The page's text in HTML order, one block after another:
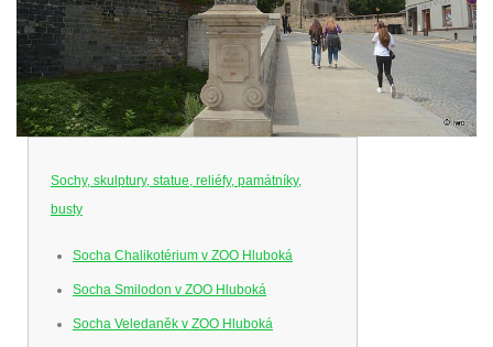
Sochy, skulptury, statue, reliéfy, památníky,
busty
Socha Chalikotérium v ZOO Hluboká
Socha Smilodon v ZOO Hluboká
Socha Veledaněk v ZOO Hluboká